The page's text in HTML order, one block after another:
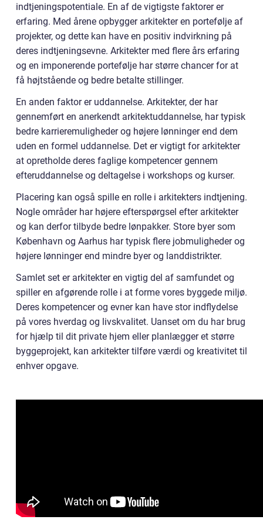
indtjeningspotentiale. En af de vigtigste faktorer er
erfaring. Med årene opbygger arkitekter en portefølje af
projekter, og dette kan have en positiv indvirkning på
deres indtjeningsevne. Arkitekter med flere års erfaring
og en imponerende portefølje har større chancer for at
få højtstående og bedre betalte stillinger.
En anden faktor er uddannelse. Arkitekter, der har
gennemført en anerkendt arkitektuddannelse, har typisk
bedre karrieremuligheder og højere lønninger end dem
uden en formel uddannelse. Det er vigtigt for arkitekter
at opretholde deres faglige kompetencer gennem
efteruddannelse og deltagelse i workshops og kurser.
Placering kan også spille en rolle i arkitekters indtjening.
Nogle områder har højere efterspørgsel efter arkitekter
og kan derfor tilbyde bedre lønpakker. Store byer som
København og Aarhus har typisk flere jobmuligheder og
højere lønninger end mindre byer og landdistrikter.
Samlet set er arkitekter en vigtig del af samfundet og
spiller en afgørende rolle i at forme vores byggede miljø.
Deres kompetencer og evner kan have stor indflydelse
på vores hverdag og livskvalitet. Uanset om du har brug
for hjælp til dit private hjem eller planlægger et større
byggeprojekt, kan arkitekter tilføre værdi og kreativitet til
enhver opgave.